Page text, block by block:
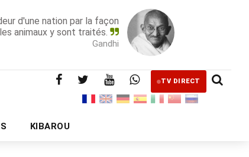
d'une nation par la façon
animaux y sont traités.
Gandhi
TV DIRECT
KIBAROU